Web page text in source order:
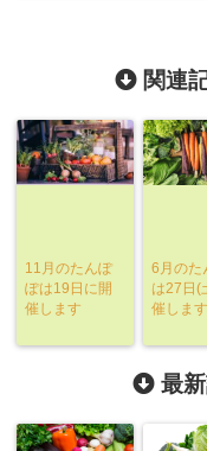
関連
11月のたんぽ
ぽは19日に開
催します
6月のた
は27日(
催します
最新